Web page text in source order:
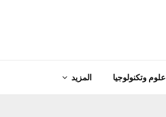
علوم وتكنولوجيا المزيد